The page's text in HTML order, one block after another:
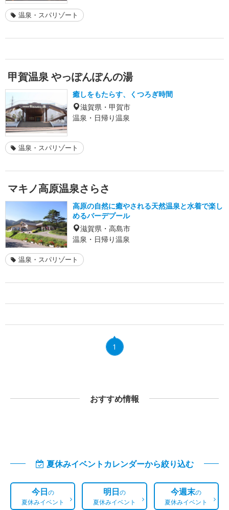
温泉・スパリゾート
甲賀温泉 やっぽんぽんの湯
癒しをもたらす、くつろぎ時間
滋賀県・甲賀市
温泉・日帰り温泉
温泉・スパリゾート
マキノ高原温泉さらさ
高原の自然に癒やされる天然温泉と水着で楽し
めるバーデプール
滋賀県・高島市
温泉・日帰り温泉
温泉・スパリゾート
1
おすすめ情報
夏休みイベントカレンダーから絞り込む
今日の
夏休みイベント
明日の
夏休みイベント
今週末の
夏休みイベント